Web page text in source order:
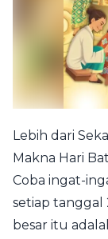
Lebih dari
Makna Hari
Coba ingat-
setiap tanggal
besar itu